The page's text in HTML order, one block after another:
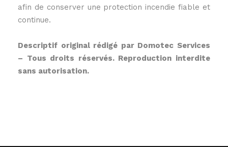
afin de conserver une protection incendie fiable et
continue.
Descriptif original rédigé par Domotec Services
– Tous droits réservés. Reproduction interdite
sans autorisation.